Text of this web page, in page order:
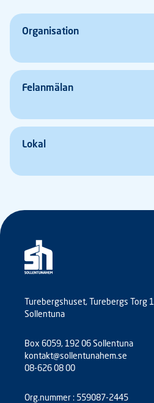
Organisation
Felanmälan
Lokal
Turebergshuset, Turebergs Torg 1
Sollentuna
Box 6059, 192 06 Sollentuna
kontakt@sollentunahem.se
08-626 08 00
Org.nummer : 559087-2445